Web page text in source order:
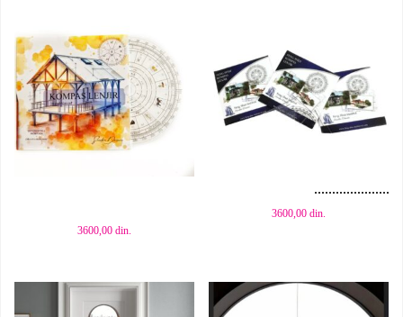
3600,00 din.
3600,00din.